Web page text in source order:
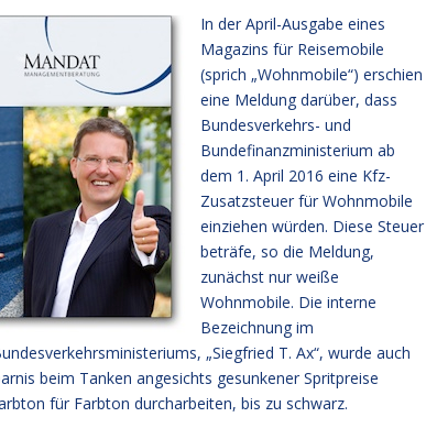
In der April-Ausgabe eines
Magazins für Reisemobile
(sprich „Wohnmobile“) erschien
eine Meldung darüber, dass
Bundesverkehrs- und
Bundefinanzministerium ab
dem 1. April 2016 eine Kfz-
Zusatzsteuer für Wohnmobile
einziehen würden. Diese Steuer
beträfe, so die Meldung,
zunächst nur weiße
Wohnmobile. Die interne
Bezeichnung im
„Siegfried T. Ax“, wurde auch
beim Tanken angesichts gesunkener Spritpreise
für Farbton durcharbeiten, bis zu schwarz.